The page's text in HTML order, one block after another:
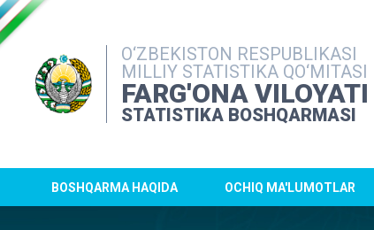
O‘ZBEKISTON RESPUBLIKASI
MILLIY STATISTIKA QO‘MITASI
FARG'ONA VILOYATI
STATISTIKA BOSHQARMASI
BOSHQARMA HAQIDA OCHIQ MA'LUMOTLAR